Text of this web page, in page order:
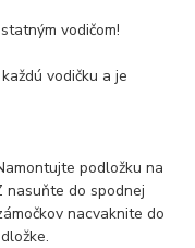
vodičom!
vodičku a je
podložku na
nasuňte do spodnej
nacvaknite do